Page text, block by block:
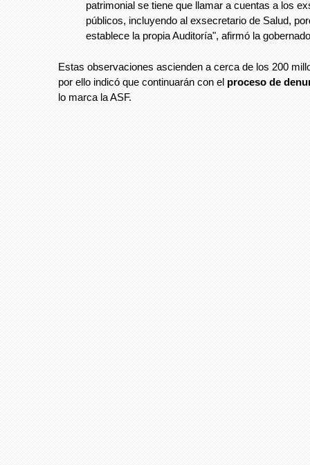
patrimonial se tiene que llamar a cuentas a los
públicos, incluyendo al exsecretario de Salud,
establece la propia Auditoría", afirmó la
Estas observaciones ascienden a cerca de los 200
por ello indicó que continuarán con el proceso de
lo marca la ASF.